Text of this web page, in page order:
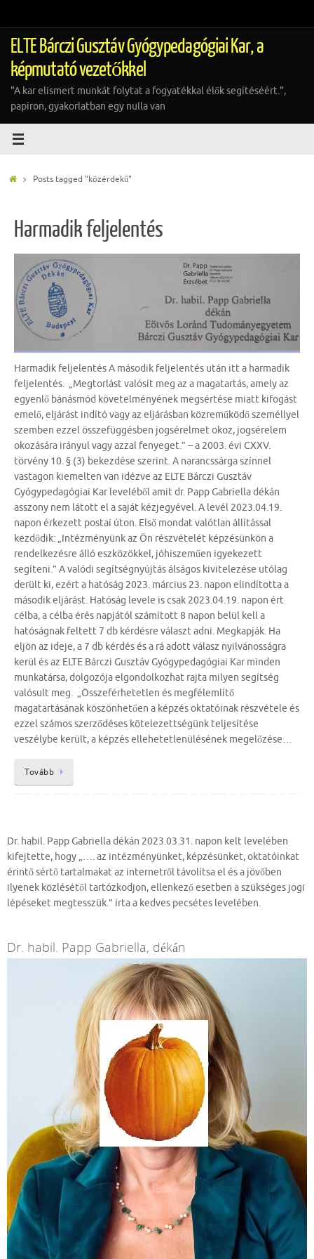
tartalomra
ELTE Bárczi Gusztáv Gyógypedagógiai Kar, a
képmutató vezetőkkel
"A kar elismert munkát folytat a fogyatékkal élők segítéséért.",
papíron, gyakorlatban egy nulla van
HomePosts tagged "közérdekű"
Harmadik feljelentés
Harmadik feljelentés A második feljelentés után itt a harmadik
feljelentés. „Megtorlást valósít meg az a magatartás, amely az
egyenlő bánásmód követelményének megsértése miatt kifogást
emelő, eljárást indító vagy az eljárásban közreműködő személlyel
szemben ezzel összefüggésben jogsérelmet okoz, jogsérelem
okozására irányul vagy azzal fenyeget.” – a 2003. évi CXXV.
törvény 10. § (3) bekezdése szerint. A narancssárga színnel
vastagon kiemelten van idézve az ELTE Bárczi Gusztáv
Gyógypedagógiai Kar leveléből amit dr. Papp Gabriella dékán
asszony nem látott el a saját kézjegyével. A levél 2023.04.19.
napon érkezett postai úton. Első mondat valótlan állítással
kezdődik: „Intézményünk az Ön részvételét képzésünkön a
rendelkezésre álló eszközökkel, jóhiszeműen igyekezett
segíteni.” A valódi segítségnyújtás álságos kivitelezése utólag
derült ki, ezért a hatóság 2023. március 23. napon elindította a
második eljárást. Hatóság levele is csak 2023.04.19. napon ért
célba, a célba érés napjától számított 8 napon belül kell a
hatóságnak feltett 7 db kérdésre választ adni. Megkapják. Ha
eljön az ideje, a 7 db kérdés és a rá adott válasz nyilvánosságra
kerül és az ELTE Bárczi Gusztáv Gyógypedagógiai Kar minden
munkatársa, dolgozója elgondolkozhat rajta milyen segítség
valósult meg. „Összeférhetetlen és megfélemlítő
magatartásának köszönhetően a képzés oktatóinak részvétele és
ezzel számos szerződéses kötelezettségünk teljesítése
veszélybe került, a képzés ellehetetlenülésének megelőzése…
Tovább
Dr. habil. Papp Gabriella dékán 2023.03.31. napon kelt levelében
kifejtette, hogy „…. az intézményünket, képzésünket, oktatóinkat
érintő sértő tartalmakat az internetről távolítsa el és a jövőben
ilyenek közlésétől tartózkodjon, ellenkező esetben a szükséges jogi
lépéseket megtesszük.” írta a kedves pecsétes levelében.
Dr. habil. Papp Gabriella, dékán